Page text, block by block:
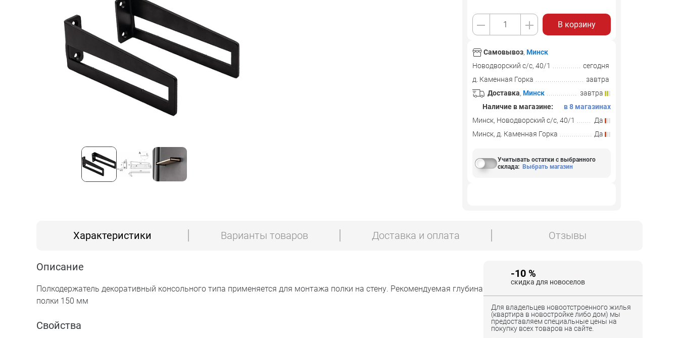
В корзину
Самовывоз, Минск
Новодворский с/с, 40/1
сегодня
д. Каменная Горка
завтра
Доставка, Минск
завтра
Наличие в магазине:
в 8 магазинах
Минск, Новодворский с/с, 40/1
Да
Минск, д. Каменная Горка
Да
Учитывать остатки с выбранного
склада: Выбрать магазин
Характеристики Варианты товаров Доставка и оплата Отзывы
Описание
Полкодержатель декоративный консольного типа применяется для монтажа полки на стену. Рекомендуемая глубина
полки 150 мм
Свойства
-10 %
скидка для новоселов
Для владельцев новоотстроенного жилья
(квартира в новостройке либо дом) мы
предоставляем специальные цены на
покупку всех товаров на сайте.